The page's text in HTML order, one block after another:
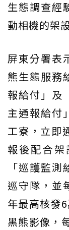
生態調查經
動相機的架
屏東分署表
熊生態服務
報給付」及
主通報給付
工寮，立即
報後配合架
「巡護監
巡守隊，並
年最高核發
黑熊影像，